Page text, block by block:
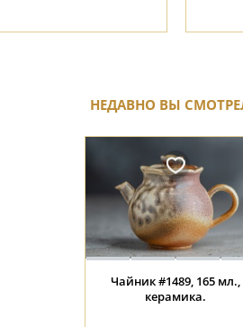
НЕДАВНО ВЫ
Чайник #1489, 165 мл.,
керамика.